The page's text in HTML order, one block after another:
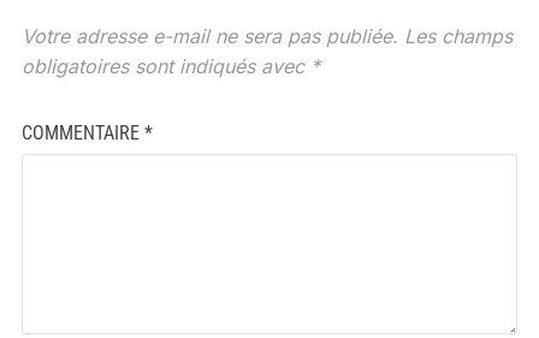
Votre adresse e-mail ne sera pas publiée. Les champs
obligatoires sont indiqués avec *
COMMENTAIRE *